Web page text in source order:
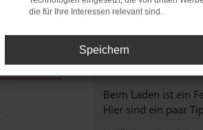
Beim Laden ist ein
Hier sind ein paar
die für Ihre Interessen relevant sind.
Speichern